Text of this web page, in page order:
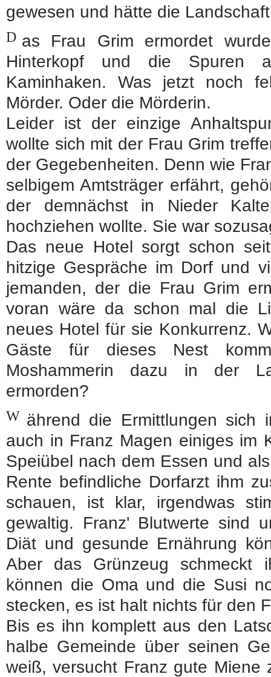
gewesen und hätte die
D as Frau Grim ermordet
Hinterkopf und die Spuren
Kaminhaken. Was jetzt noch
Mörder. Oder die Mörderin.
Leider ist der einzige
wollte sich mit der Frau Grim
der Gegebenheiten. Denn wie
selbigem Amtsträger erfährt,
der demnächst in Nieder
hochziehen wollte. Sie war
Das neue Hotel sorgt schon
hitzige Gespräche im Dorf und
jemanden, der die Frau Grim
voran wäre da schon mal die
neues Hotel für sie Konkurrenz.
Gäste für dieses Nest
Moshammerin dazu in der
ermorden?
W ährend die Ermittlungen sich
auch in Franz Magen einiges im
Speiübel nach dem Essen und
Rente befindliche Dorfarzt ihm
schauen, ist klar, irgendwas
gewaltig. Franz' Blutwerte sind
Diät und gesunde Ernährung
Aber das Grünzeug schmeckt
können die Oma und die Susi
stecken, es ist halt nichts für den
Bis es ihn komplett aus den
halbe Gemeinde über seinen
weiß, versucht Franz gute Miene